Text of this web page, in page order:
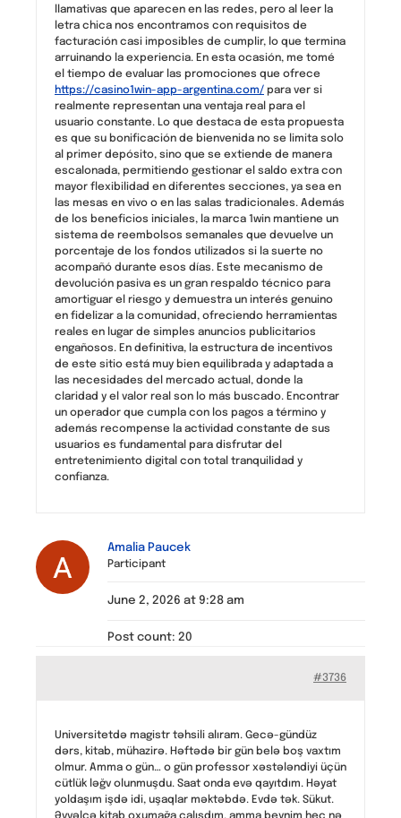
llamativas que aparecen en las redes, pero al leer la
letra chica nos encontramos con requisitos de
facturación casi imposibles de cumplir, lo que termina
arruinando la experiencia. En esta ocasión, me tomé
el tiempo de evaluar las promociones que ofrece
https://casino1win-app-argentina.com/ para ver si
realmente representan una ventaja real para el
usuario constante. Lo que destaca de esta propuesta
es que su bonificación de bienvenida no se limita solo
al primer depósito, sino que se extiende de manera
escalonada, permitiendo gestionar el saldo extra con
mayor flexibilidad en diferentes secciones, ya sea en
las mesas en vivo o en las salas tradicionales. Además
de los beneficios iniciales, la marca 1win mantiene un
sistema de reembolsos semanales que devuelve un
porcentaje de los fondos utilizados si la suerte no
acompañó durante esos días. Este mecanismo de
devolución pasiva es un gran respaldo técnico para
amortiguar el riesgo y demuestra un interés genuino
en fidelizar a la comunidad, ofreciendo herramientas
reales en lugar de simples anuncios publicitarios
engañosos. En definitiva, la estructura de incentivos
de este sitio está muy bien equilibrada y adaptada a
las necesidades del mercado actual, donde la
claridad y el valor real son lo más buscado. Encontrar
un operador que cumpla con los pagos a término y
además recompense la actividad constante de sus
usuarios es fundamental para disfrutar del
entretenimiento digital con total tranquilidad y
confianza.
Amalia Paucek
Participant
June 2, 2026 at 9:28 am
Post count: 20
#3736
Universitetdə magistr təhsili alıram. Gecə-gündüz
dərs, kitab, mühazirə. Həftədə bir gün belə boş vaxtım
olmur. Amma o gün… o gün professor xəstələndiyi üçün
cütlük ləğv olunmuşdu. Saat onda evə qayıtdım. Həyat
yoldaşım işdə idi, uşaqlar məktəbdə. Evdə tək. Sükut.
Əvvəlcə kitab oxumağa çalışdım, amma beynim heç nə